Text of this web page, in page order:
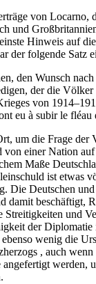
von Locarno,
und
Hinweis auf
der folgende Satz
den Wunsch
der die Völker
von
eu à subir le fléau
um die Frage der
einer Nation
Maße
ist etwas
Die Deutschen
damit beschäftigt,
Streitigkeiten und
der Diplomatie
wenig die
, auch
werden,